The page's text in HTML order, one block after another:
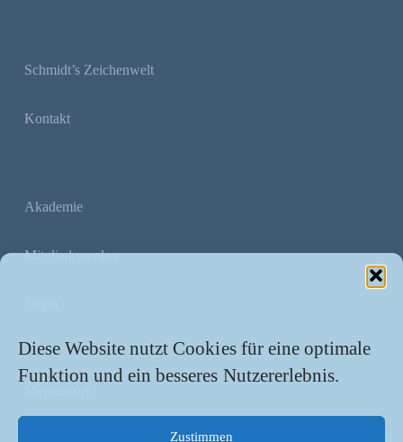
Diese Website nutzt Cookies für eine optimale
Funktion und ein besseres Nutzererlebnis.
Zustimmen
Schmidt’s Zeichenwelt
Kontakt
Akademie
Mitglied werden